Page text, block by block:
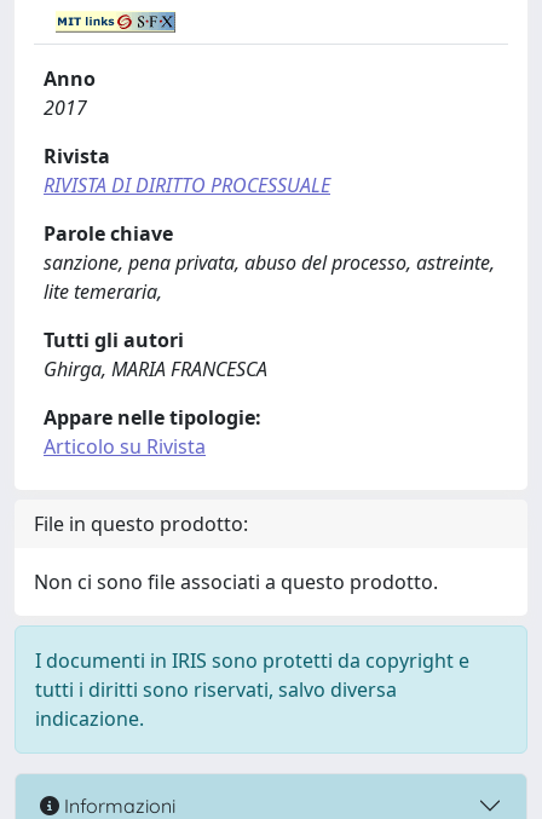
Anno
2017
Rivista
RIVISTA DI DIRITTO PROCESSUALE
Parole chiave
sanzione, pena privata, abuso del processo, astreinte,
lite temeraria,
Tutti gli autori
Ghirga, MARIA FRANCESCA
Appare nelle tipologie:
Articolo su Rivista
File in questo prodotto:
Non ci sono file associati a questo prodotto.
I documenti in IRIS sono protetti da copyright e
tutti i diritti sono riservati, salvo diversa
indicazione.
Informazioni